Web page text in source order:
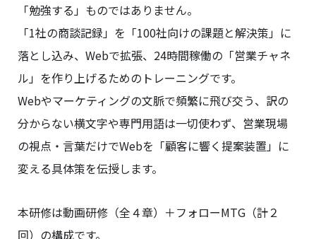
「勉強する」ものではありません。
「1社の商談記録」を「100社向けの課題と解決策」に
落とし込み、Webで拡張、24時間稼働の「営業チャネ
ル」を作り上げるためのトレーニングです。
Webやマーケティングの文脈で頻繁に飛び交う、訳の
分からない横文字や専門用語は一切使わず、営業現場
の視点・言葉だけでWebを「顧客に響く提案装置」に
変える具体策を伝授します。
本研修は動画研修（全４章）＋フォローMTG（計２
回）の構成です。